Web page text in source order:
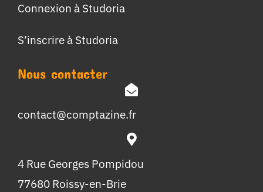
Connexion à Studoria
S’inscrire à Studoria
Nous contacter
contact@comptazine.fr
4 Rue Georges Pompidou
77680 Roissy-en-Brie